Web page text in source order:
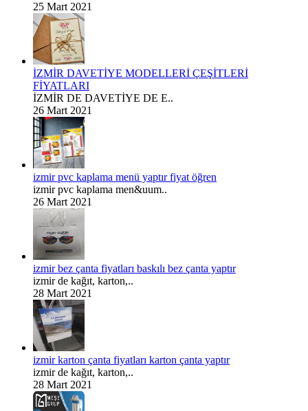
25 Mart 2021
İZMİR DAVETİYE MODELLERİ ÇEŞİTLERİ
FİYATLARI
İZMİR DE DAVETİYE DE E..
26 Mart 2021
izmir pvc kaplama menü yaptır fiyat öğren
izmir pvc kaplama men&uum..
26 Mart 2021
izmir bez çanta fiyatları baskılı bez çanta yaptır
izmir de kağıt, karton,..
28 Mart 2021
izmir karton çanta fiyatları karton çanta yaptır
izmir de kağıt, karton,..
28 Mart 2021